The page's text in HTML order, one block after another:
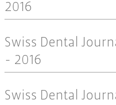
2016
Swiss Dental
- 2016
Swiss Dental